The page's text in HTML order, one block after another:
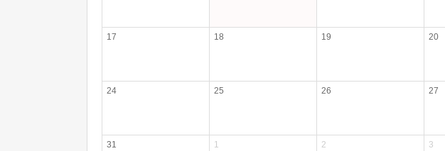
17 18 19 20
24 25 26 27
31 1 2 3